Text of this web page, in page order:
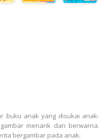
buku anak yang disukai anak-
menarik dan berwarna.
bergambar pada anak: